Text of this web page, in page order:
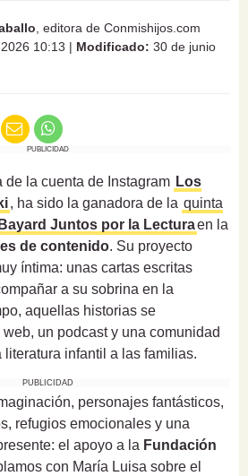
, editora de Conmishijos.com
10:13 | Modificado: 30 de junio
PUBLICIDAD
de la cuenta de Instagram Los
, ha sido la ganadora de la quinta
Juntos por la Lecturaen la
de contenido. Su proyecto
íntima: unas cartas escritas
a su sobrina en la
aquellas historias se
un podcast y una comunidad
infantil a las familias.
PUBLICIDAD
personajes fantásticos,
refugios emocionales y una
el apoyo a la Fundación
con María Luisa sobre el